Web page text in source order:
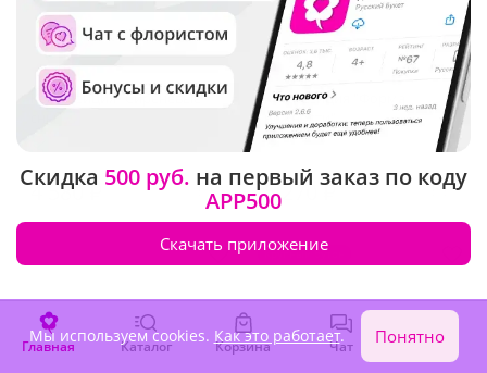
4.9(189)
Композиция "Сиреневые
4 580 ₽
4.9(125)
Композиция "Форма
нежности"
В наличии
5 270 ₽
Крупный бутон
Главная Каталог Корзина Чат Войти
Скидка 500 руб. на первый заказ по коду
APP500
Скачать приложение
Мы используем cookies. Как это работает. Понятно